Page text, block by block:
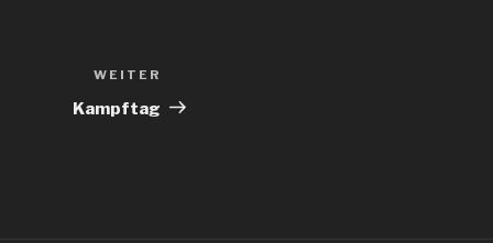
Beitrag
WEITER
Kampftag